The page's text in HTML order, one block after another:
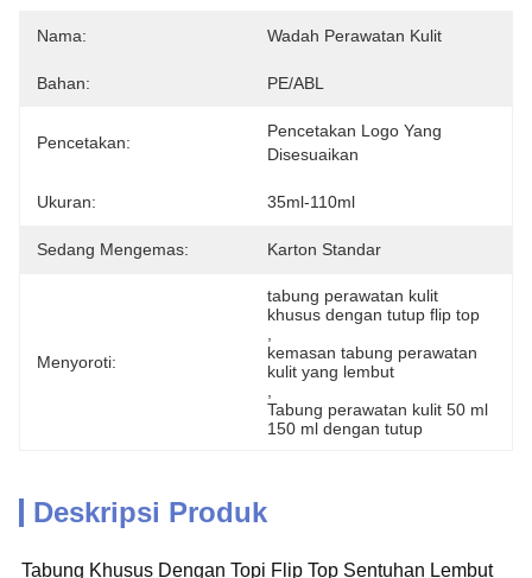
Nama: Wadah Perawatan Kulit
Bahan: PE/ABL
Pencetakan:
Pencetakan Logo Yang
Disesuaikan
Ukuran: 35ml-110ml
Sedang Mengemas: Karton Standar
Menyoroti:
tabung perawatan kulit
khusus dengan tutup flip top
kemasan tabung perawatan
kulit yang lembut
Tabung perawatan kulit 50 ml
150 ml dengan tutup
Deskripsi Produk
Tabung Khusus Dengan Topi Flip Top Sentuhan Lembut